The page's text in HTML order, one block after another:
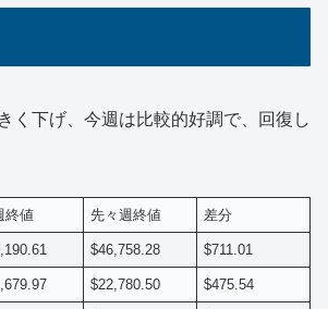
く下げ、今週は比較的好調で、回復し
終値 先々週終値 差分
$46,758.28 $711.01
$22,780.50 $475.54